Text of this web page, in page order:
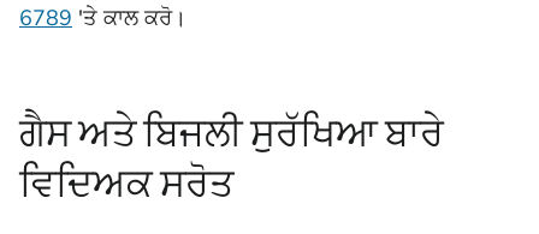
6789 'ਤੇ ਕਾਲ ਕਰੋ।
ਗੈਸ ਅਤੇ ਬਿਜਲੀ ਸੁਰੱਖਿਆ ਬਾਰੇ
ਵਿਦਿਅਕ ਸਰੋਤ